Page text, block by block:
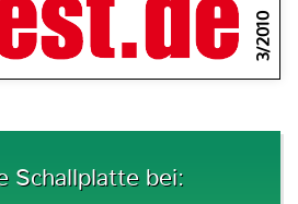
3/2010
Schallplatte bei: